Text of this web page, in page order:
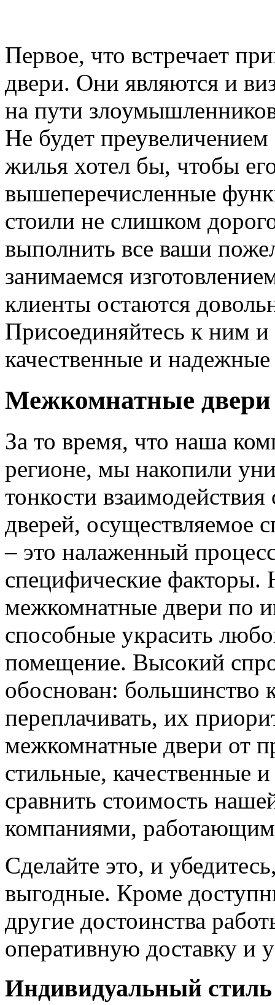
Первое, что встречает
двери. Они являются и
на пути
Не будет
жилья хотел бы, чтобы
вышеперечисленные
стоили не слишком
выполнить все ваши
занимаемся
клиенты остаются
Присоединяйтесь к ним
качественные и
Межкомнатные двери
За то время, что наша
регионе, мы накопили
тонкости
дверей, осуществляемое
– это налаженный
специфические
межкомнатные двери по
способные украсить
помещение. Высокий
обоснован: большинство
переплачивать, их
межкомнатные двери от
стильные, качественные
сравнить стоимость
компаниями,
Сделайте это, и
выгодные. Кроме
другие достоинства
оперативную доставку и
Индивидуальный стиль